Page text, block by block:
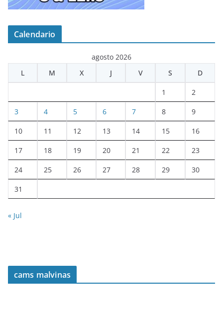
Calendario
agosto 2026
L
M X J V S D
1 2
3 4 5 6 7 8 9
10 11 12 13 14 15 16
17 18 19 20 21 22 23
24 25 26 27 28 29 30
31
« Jul
cams malvinas